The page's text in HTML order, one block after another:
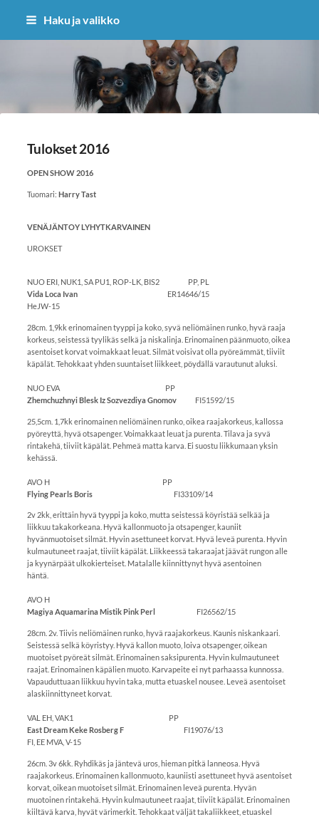
Haku ja valikko
Sivuston etusivulle
Tulokset 2016
OPEN SHOW 2016
Tuomari: Harry Tast
VENÄJÄNTOY LYHYTKARVAINEN
UROKSET
NUO ERI, NUK1, SA PU1, ROP-LK, BIS2 PP, PL
Vida Loca IvanER14646/15
HeJW-15
28cm. 1,9kk erinomainen tyyppi ja koko, syvä neliömäinen runko, hyvä raaja
korkeus, seistessä tyylikäs selkä ja niskalinja. Erinomainen päänmuoto, oikea
asentoiset korvat voimakkaat leuat. Silmät voisivat olla pyöreämmät, tiiviit
käpälät. Tehokkaat yhden suuntaiset liikkeet, pöydällä varautunut aluksi.
NUO EVA PP
Zhemchuzhnyi Blesk Iz Sozvezdiya GnomovFI51592/15
25,5cm. 1,7kk erinomainen neliömäinen runko, oikea raajakorkeus, kallossa
pyöreyttä, hyvä otsapenger. Voimakkaat leuat ja purenta. Tilava ja syvä
rintakehä, tiiviit käpälät. Pehmeä matta karva. Ei suostu liikkumaan yksin
kehässä.
AVO H PP
Flying Pearls Boris FI33109/14
2v 2kk, erittäin hyvä tyyppi ja koko, mutta seistessä köyristää selkää ja
liikkuu takakorkeana. Hyvä kallonmuoto ja otsapenger, kauniit
hyvänmuotoiset silmät. Hyvin asettuneet korvat. Hyvä leveä purenta. Hyvin
kulmautuneet raajat, tiiviit käpälät. Liikkeessä takaraajat jäävät rungon alle
ja kyynärpäät ulkokierteiset. Matalalle kiinnittynyt hyvä asentoinen
häntä.
AVO H
Magiya Aquamarina Mistik Pink Perl FI26562/15
28cm. 2v. Tiivis neliömäinen runko, hyvä raajakorkeus. Kaunis niskankaari.
Seistessä selkä köyristyy. Hyvä kallon muoto, loiva otsapenger, oikean
muotoiset pyöreät silmät. Erinomainen saksipurenta. Hyvin kulmautuneet
raajat. Erinomainen käpälien muoto. Karvapeite ei nyt parhaassa kunnossa.
Vapauduttuaan liikkuu hyvin taka, mutta etuaskel nousee. Leveä asentoiset
alaskiinnittyneet korvat.
VAL EH, VAK1 PP
East Dream Keke Rosberg FFI19076/13
FI, EE MVA, V-15
26cm. 3v 6kk. Ryhdikäs ja jäntevä uros, hieman pitkä lanneosa. Hyvä
raajakorkeus. Erinomainen kallonmuoto, kauniisti asettuneet hyvä asentoiset
korvat, oikean muotoiset silmät. Erinomainen leveä purenta. Hyvän
muotoinen rintakehä. Hyvin kulmautuneet raajat, tiiviit käpälät. Erinomainen
kiiltävä karva, hyvät värimerkit. Tehokkaat väljät takaliikkeet, etuaskel